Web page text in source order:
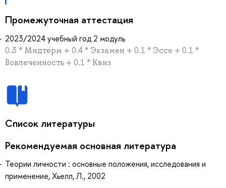
Промежуточная аттестация
2023/2024 учебный год 2 модуль
0.3 * Мидтёрм + 0.4 * Экзамен + 0.1 * Эссе + 0.1 *
Вовлеченность + 0.1 * Квиз
Список литературы
Рекомендуемая основная литература
Теории личности : основные положения, исследования и
применение, Хьелл, Л., 2002